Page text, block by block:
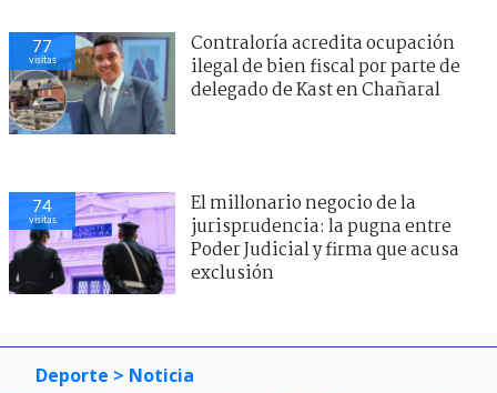
77
visitas
Contraloría acredita ocupación
ilegal de bien fiscal por parte de
delegado de Kast en Chañaral
74
visitas
El millonario negocio de la
jurisprudencia: la pugna entre
Poder Judicial y firma que acusa
exclusión
Deporte > Noticia